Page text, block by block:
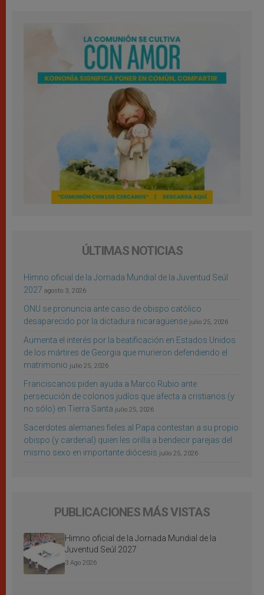
ÚLTIMAS NOTICIAS
Himno oficial de la Jornada Mundial de la Juventud Seúl
2027 agosto 3, 2026
ONU se pronuncia ante caso de obispo católico
desaparecido por la dictadura nicaragüense julio 25, 2026
Aumenta el interés por la beatificación en Estados Unidos
de los mártires de Georgia que murieron defendiendo el
matrimonio julio 25, 2026
Franciscanos piden ayuda a Marco Rubio ante
persecución de colonos judíos que afecta a cristianos (y
no sólo) en Tierra Santa julio 25, 2026
Sacerdotes alemanes fieles al Papa contestan a su propio
obispo (y cardenal) quien les orilla a bendecir parejas del
mismo sexo en importante diócesis julio 25, 2026
PUBLICACIONES MÁS VISTAS
Himno oficial de la Jornada Mundial de la
Juventud Seúl 2027
3 Ago 2026